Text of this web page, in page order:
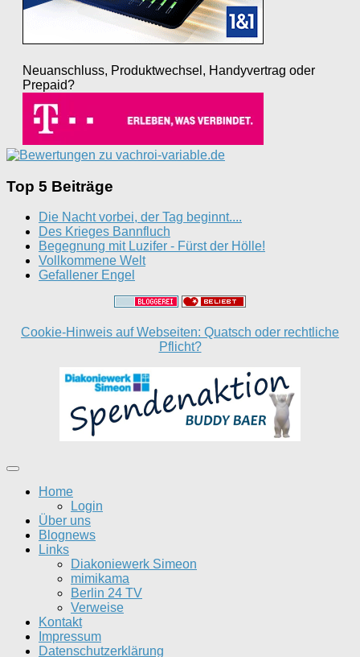
Neuanschluss, Produktwechsel, Handyvertrag oder
Prepaid?
Top 5 Beiträge
Die Nacht vorbei, der Tag beginnt....
Des Krieges Bannfluch
Begegnung mit Luzifer - Fürst der Hölle!
Vollkommene Welt
Gefallener Engel
Cookie-Hinweis auf Webseiten: Quatsch oder rechtliche
Pflicht?
Home
Login
Über uns
Blognews
Links
Diakoniewerk Simeon
mimikama
Berlin 24 TV
Verweise
Kontakt
Impressum
Datenschutzerklärung